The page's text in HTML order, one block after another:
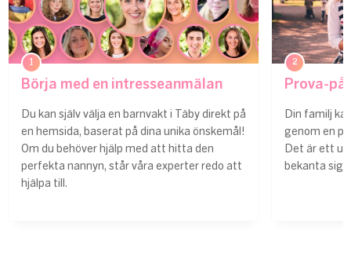
1
Börja med en intresseanmälan
Du kan själv välja en barnvakt i Täby direkt på
en hemsida, baserat på dina unika önskemål!
Om du behöver hjälp med att hitta den
perfekta nannyn, står våra experter redo att
hjälpa till.
2
Prova-
Din familj
genom en
Det är ett
bekanta sig